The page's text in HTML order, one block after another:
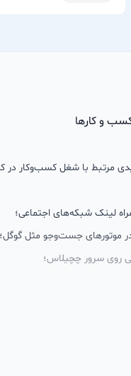
و کارها
کلیدی مرتبط با شغل کسب‌وکار
لینک شبکه‌های اجتماعی؛
در موتورهای جست‌وجو مثل گوگل؛